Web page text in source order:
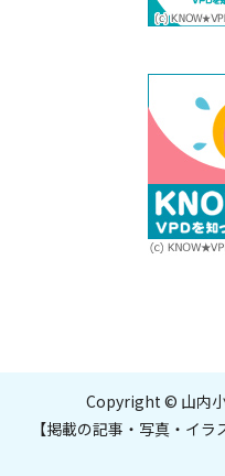
Copyright © 山内
【掲載の記事・写真・イ